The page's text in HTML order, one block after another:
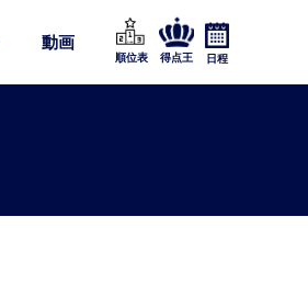
動画
順位表 得点王 日程